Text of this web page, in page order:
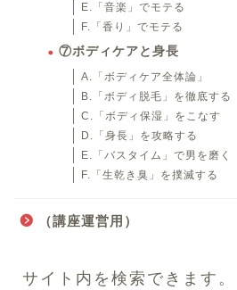
E.「音楽」でモテる
F.「香り」でモテる
⑦ボディケアと身長
A.「ボディケア全体論」
B.「ボディ脱毛」を徹底する
C.「ボディ保湿」をこなす
D.「身長」を攻略する
E.「バスタイム」で男を磨く
F.「生乾き臭」を撲滅する
（講座運営用）
サイト内を検索できます。